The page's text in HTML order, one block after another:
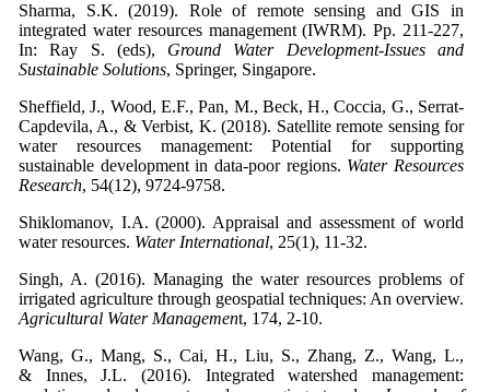
Sharma, S.K. (2019). Role of remote sensing and GIS in
integrated water resources management (IWRM). Pp. 211-227,
In: Ray S. (eds), Ground Water Development-Issues and
Sustainable Solutions, Springer, Singapore.
Sheffield, J., Wood, E.F., Pan, M., Beck, H., Coccia, G., Serrat-
Capdevila, A., & Verbist, K. (2018). Satellite remote sensing for
water resources management: Potential for supporting
sustainable development in data‐poor regions. Water Resources
Research, 54(12), 9724-9758.
Shiklomanov, I.A. (2000). Appraisal and assessment of world
water resources. Water International, 25(1), 11-32.
Singh, A. (2016). Managing the water resources problems of
irrigated agriculture through geospatial techniques: An overview.
Agricultural Water Management, 174, 2-10.
Wang, G., Mang, S., Cai, H., Liu, S., Zhang, Z., Wang, L.,
& Innes, J.L. (2016). Integrated watershed management: